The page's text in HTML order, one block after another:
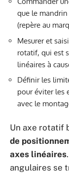
que le
(repère au
Mesurer et
rotatif, qui est
linéaires à
Définir les
pour éviter les
avec le
Un axe rotatif
de
axes linéaires
angulaires se